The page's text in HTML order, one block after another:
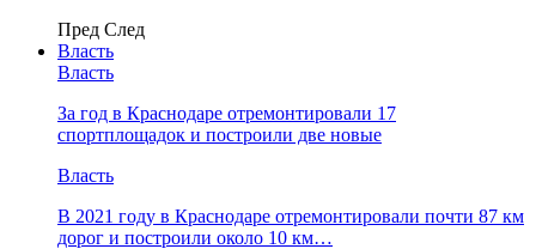
Пред След
Власть
Власть
За год в Краснодаре отремонтировали 17
спортплощадок и построили две новые
Власть
В 2021 году в Краснодаре отремонтировали почти 87 км
дорог и построили около 10 км…